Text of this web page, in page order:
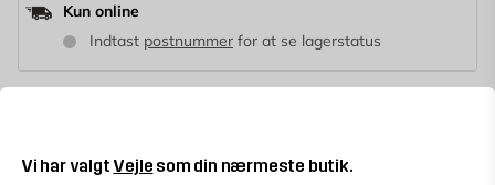
Vi har valgt Vejle som din nærmeste butik.
Kun online
Indtast postnummer for at se lagerstatus